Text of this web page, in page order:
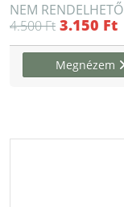
NEM RENDELHETŐ
4.500 Ft 3.150 Ft
Megnézem